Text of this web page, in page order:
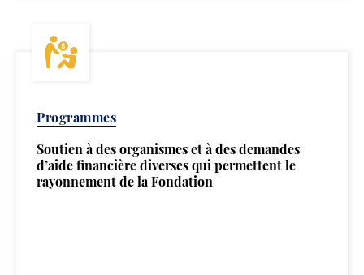
Programmes
Soutien à des organismes et à des demandes
d’aide financière diverses qui permettent le
rayonnement de la Fondation